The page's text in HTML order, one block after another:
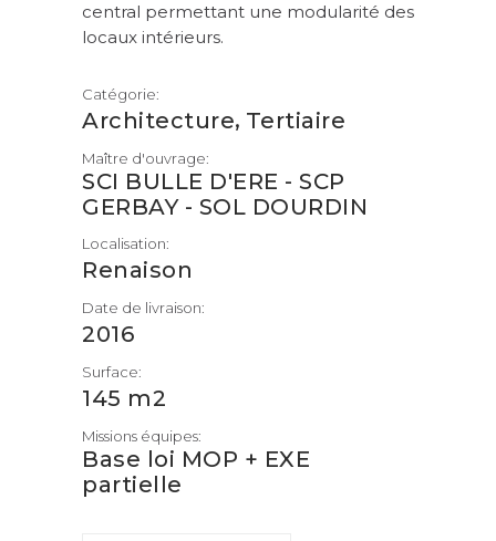
central permettant une modularité des
locaux intérieurs.
Catégorie:
Architecture, Tertiaire
Maître d'ouvrage:
SCI BULLE D'ERE - SCP
GERBAY - SOL DOURDIN
Localisation:
Renaison
Date de livraison:
2016
Surface:
145 m2
Missions équipes:
Base loi MOP + EXE
partielle